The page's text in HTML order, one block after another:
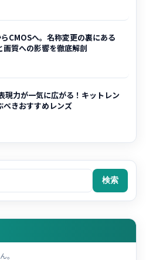
CMOSへ。名称変更の裏にある
画質への影響を徹底解剖
現力が一気に広がる！キットレン
べきおすすめレンズ
検索
。